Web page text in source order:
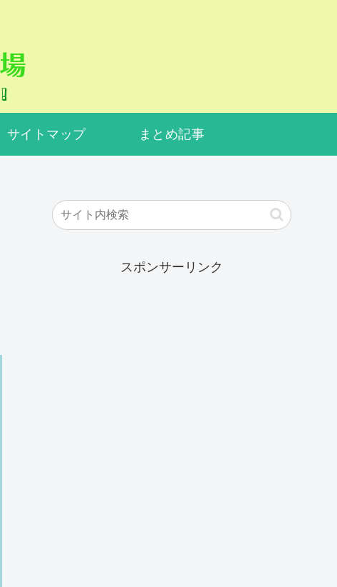
サイトマップ まとめ記事
スポンサーリンク